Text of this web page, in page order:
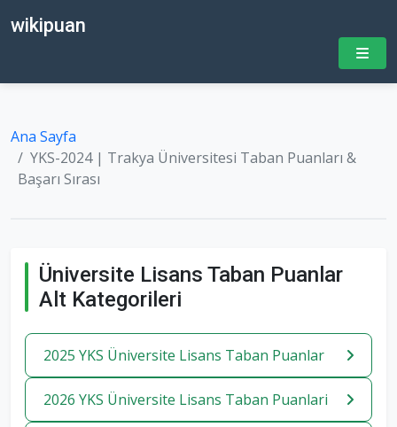
wikipuan
Ana Sayfa
YKS-2024 | Trakya Üniversitesi Taban Puanları &
Başarı Sırası
Üniversite Lisans Taban Puanlar
Alt Kategorileri
2025 YKS Üniversite Lisans Taban Puanlar
2026 YKS Üniversite Lisans Taban Puanlari